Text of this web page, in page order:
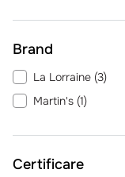
Brand
La Lorraine (3)
Martin's (1)
Certificare